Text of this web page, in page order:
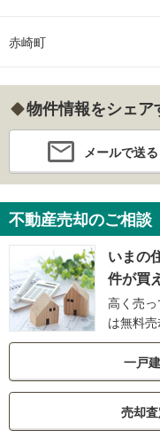
赤崎町
物件情報をシェア
メールで送る
不動産売却のご相談
いまの
件が買
高く売
は無料売
一戸
売却